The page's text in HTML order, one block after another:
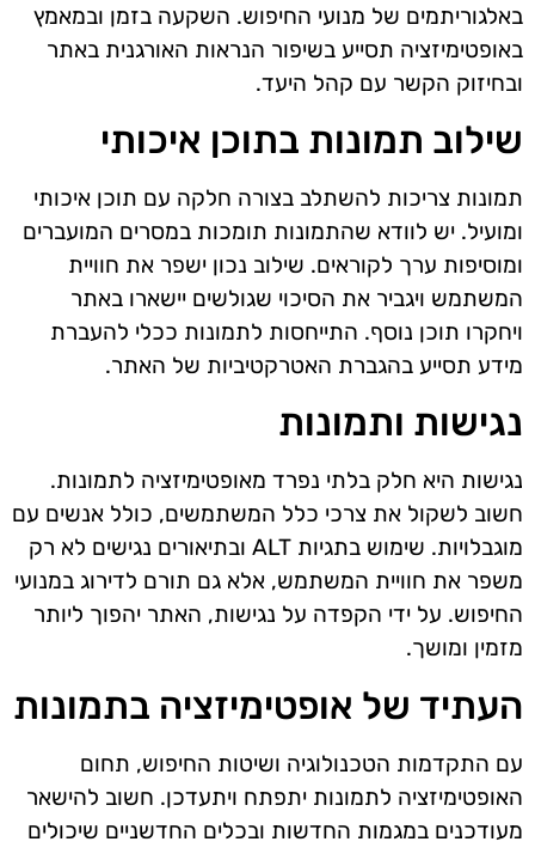
באלגוריתמים של מנועי החיפוש. השקעה בזמן ובמאמץ
באופטימיזציה תסייע בשיפור הנראות האורגנית באתר
ובחיזוק הקשר עם קהל היעד.
שילוב תמונות בתוכן איכותי
תמונות צריכות להשתלב בצורה חלקה עם תוכן איכותי
ומועיל. יש לוודא שהתמונות תומכות במסרים המועברים
ומוסיפות ערך לקוראים. שילוב נכון ישפר את חוויית
המשתמש ויגביר את הסיכוי שגולשים יישארו באתר
ויחקרו תוכן נוסף. התייחסות לתמונות ככלי להעברת
מידע תסייע בהגברת האטרקטיביות של האתר.
נגישות ותמונות
נגישות היא חלק בלתי נפרד מאופטימיזציה לתמונות.
חשוב לשקול את צרכי כלל המשתמשים, כולל אנשים עם
מוגבלויות. שימוש בתגיות ALT ובתיאורים נגישים לא רק
משפר את חוויית המשתמש, אלא גם תורם לדירוג במנועי
החיפוש. על ידי הקפדה על נגישות, האתר יהפוך ליותר
מזמין ומושך.
העתיד של אופטימיזציה בתמונות
עם התקדמות הטכנולוגיה ושיטות החיפוש, תחום
האופטימיזציה לתמונות יתפתח ויתעדכן. חשוב להישאר
מעודכנים במגמות החדשות ובכלים החדשניים שיכולים